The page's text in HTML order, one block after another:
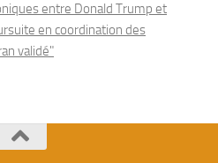
entre Donald Trump et
en coordination des
validé"